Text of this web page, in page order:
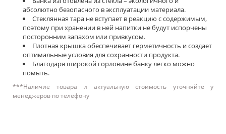
абсолютно безопасного в эксплуатации материала.
Стеклянная тара не вступает в реакцию с содержимым,
поэтому при хранении в ней напитки не будут испорчены
посторонним запахом или привкусом.
Плотная крышка обеспечивает герметичность и создает
оптимальные условия для сохранности продукта.
Благодаря широкой горловине банку легко можно
помыть.
***Наличие товара и актуальную стоимость уточняйте у
менеджеров по телефону